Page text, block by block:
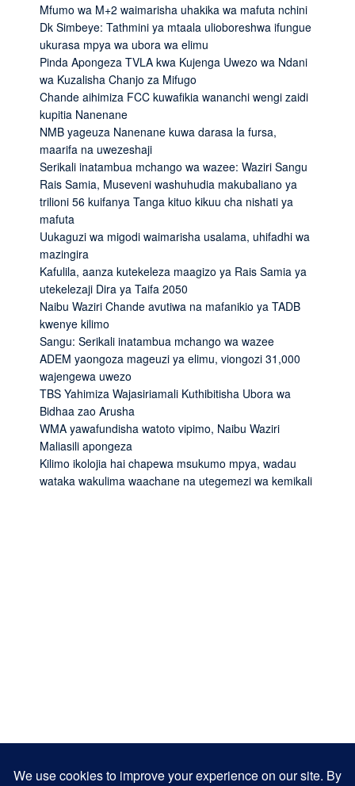
Mfumo wa M+2 waimarisha uhakika wa mafuta nchini
Dk Simbeye: Tathmini ya mtaala ulioboreshwa ifungue
ukurasa mpya wa ubora wa elimu
Pinda Apongeza TVLA kwa Kujenga Uwezo wa Ndani
wa Kuzalisha Chanjo za Mifugo
Chande aihimiza FCC kuwafikia wananchi wengi zaidi
kupitia Nanenane
NMB yageuza Nanenane kuwa darasa la fursa,
maarifa na uwezeshaji
Serikali inatambua mchango wa wazee: Waziri Sangu
Rais Samia, Museveni washuhudia makubaliano ya
trilioni 56 kuifanya Tanga kituo kikuu cha nishati ya
mafuta
Uukaguzi wa migodi waimarisha usalama, uhifadhi wa
mazingira
Kafulila, aanza kutekeleza maagizo ya Rais Samia ya
utekelezaji Dira ya Taifa 2050
Naibu Waziri Chande avutiwa na mafanikio ya TADB
kwenye kilimo
Sangu: Serikali inatambua mchango wa wazee
ADEM yaongoza mageuzi ya elimu, viongozi 31,000
wajengewa uwezo
TBS Yahimiza Wajasiriamali Kuthibitisha Ubora wa
Bidhaa zao Arusha
WMA yawafundisha watoto vipimo, Naibu Waziri
Maliasili apongeza
Kilimo ikolojia hai chapewa msukumo mpya, wadau
wataka wakulima waachane na utegemezi wa kemikali